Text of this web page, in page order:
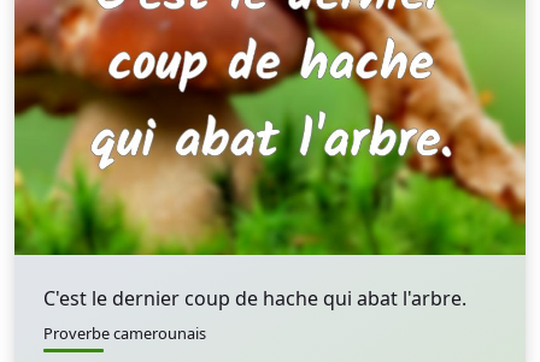
C'est le dernier coup de hache qui abat l'arbre.
Proverbe camerounais